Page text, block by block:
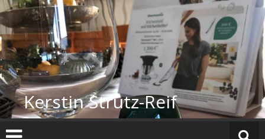
Zum
Inhalt
springen
Kerstin Strutz-Reif